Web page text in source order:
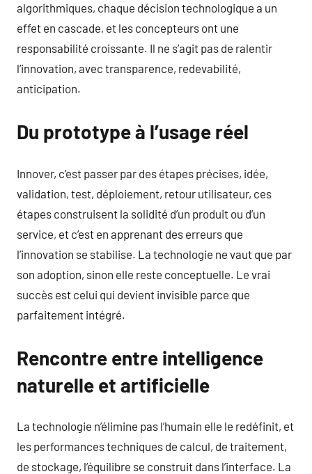
algorithmiques, chaque décision technologique a un
effet en cascade, et les concepteurs ont une
responsabilité croissante. Il ne s’agit pas de ralentir
l’innovation, avec transparence, redevabilité,
anticipation.
Du prototype à l’usage réel
Innover, c’est passer par des étapes précises, idée,
validation, test, déploiement, retour utilisateur, ces
étapes construisent la solidité d’un produit ou d’un
service, et c’est en apprenant des erreurs que
l’innovation se stabilise. La technologie ne vaut que par
son adoption, sinon elle reste conceptuelle. Le vrai
succès est celui qui devient invisible parce que
parfaitement intégré.
Rencontre entre intelligence
naturelle et artificielle
La technologie n’élimine pas l’humain elle le redéfinit, et
les performances techniques de calcul, de traitement,
de stockage, l’équilibre se construit dans l’interface. La